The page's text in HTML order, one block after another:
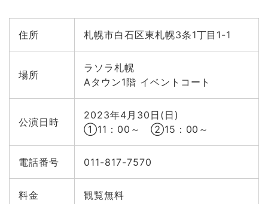
住所 札幌市⽩⽯区東札幌3条1丁⽬1-1
場所
ラソラ札幌
Aタウン1階 イベントコート
公演日時
2023年4月30日(日)
①11：00～ ②15：00～
電話番号 011-817-7570
料金 観覧無料